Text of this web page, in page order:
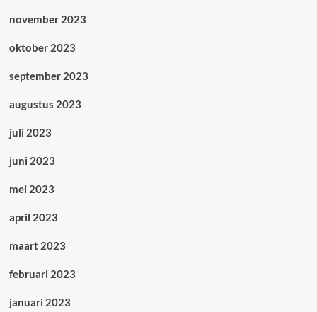
november 2023
oktober 2023
september 2023
augustus 2023
juli 2023
juni 2023
mei 2023
april 2023
maart 2023
februari 2023
januari 2023